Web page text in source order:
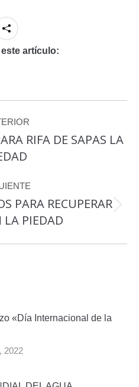
artículo:
Publicación
anterior:
RIFA DE SAPAS LA
Publicación
siguiente:
PARA RECUPERAR
LA PIEDAD
«Día Internacional de la
2022